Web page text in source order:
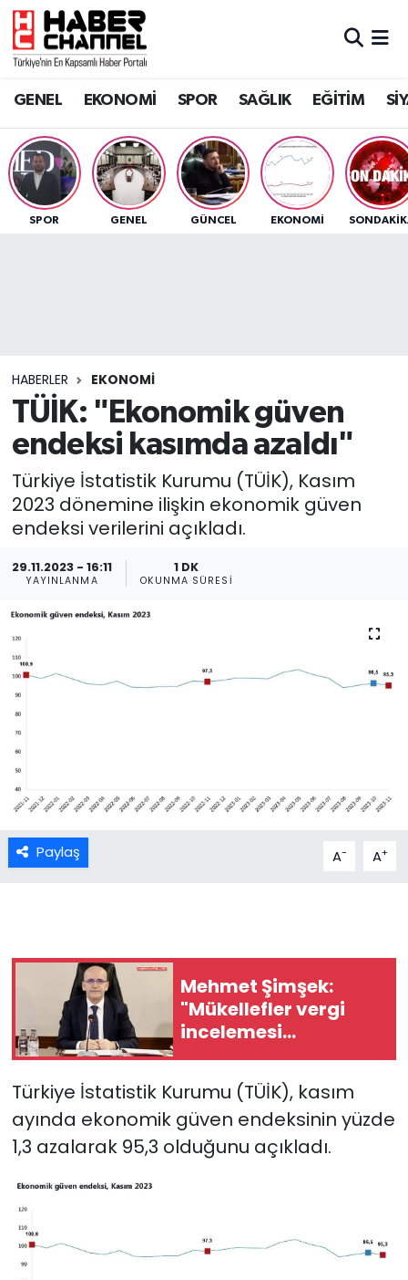
GENEL EKONOMİ SPOR SAĞLIK EĞİTİM
SPOR GENEL GÜNCEL EKONOMİ
HABERLER EKONOMİ
TÜİK: "Ekonomik güven
endeksi kasımda azaldı"
Türkiye İstatistik Kurumu (TÜİK), Kasım
2023 dönemine ilişkin ekonomik güven
endeksi verilerini açıkladı.
29.11.2023 - 16:11
YAYINLANMA
1 DK
OKUNMA SÜRESI
Paylaş A- A+
Mehmet Şimşek:
"Mükellefler vergi
incelemesi
başlamadan
eksiklerini
düzeltebilecek"
Türkiye İstatistik Kurumu (TÜİK), kasım
ayında ekonomik güven endeksinin yüzde
1,3 azalarak 95,3 olduğunu açıkladı.
GENEL
SPOR
SAĞLIK
Nöbetçi Eczaneler
Trafik Durumu
Süper Lig Puan Durumu ve Fikstür